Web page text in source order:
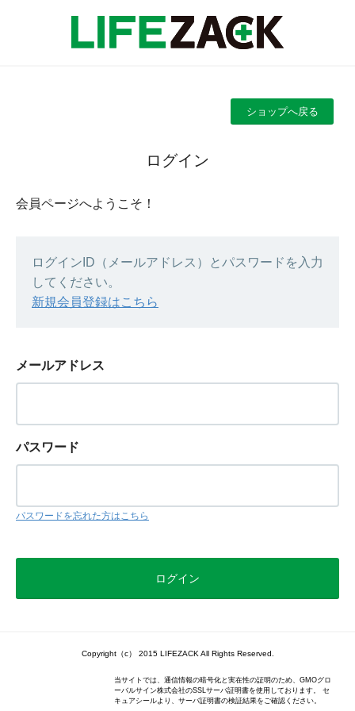
ショップへ戻る
ログイン
会員ページへようこそ！
ログインID（メールアドレス）とパスワードを入力
してください。
新規会員登録はこちら
メールアドレス
パスワード
パスワードを忘れた方はこちら
Copyright（c） 2015 LIFEZACK All Rights Reserved.
当サイトでは、通信情報の暗号化と実在性の証明のため、GMOグロ
ーバルサイン株式会社のSSLサーバ証明書を使用しております。 セ
キュアシールより、サーバ証明書の検証結果をご確認ください。